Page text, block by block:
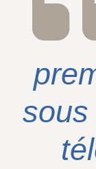
sous